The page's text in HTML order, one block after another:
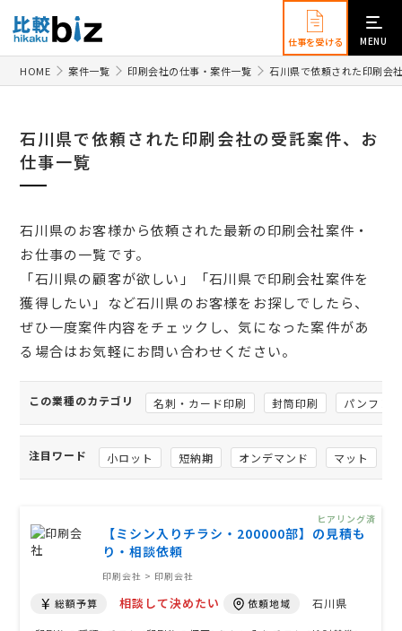
仕事を受ける MENU
HOME 案件一覧 印刷会社の仕事・案件一覧 石川県で依頼された印刷会
石川県で依頼された印刷会社の受託案件、お
仕事一覧
石川県のお客様から依頼された最新の印刷会社案件・
お仕事の一覧です。
「石川県の顧客が欲しい」「石川県で印刷会社案件を
獲得したい」など石川県のお客様をお探しでしたら、
ぜひ一度案件内容をチェックし、気になった案件があ
る場合はお気軽にお問い合わせください。
この業種のカテゴリ 名刺・カード印刷 封筒印刷 パンフレ
注目ワード 小ロット 短納期 オンデマンド マット
【ミシン入りチラシ・200000部】の見積も
り・相談依頼
印刷会社 > 印刷会社
総額予算 相談して決めたい 依頼地域 石川県
ヒアリング済